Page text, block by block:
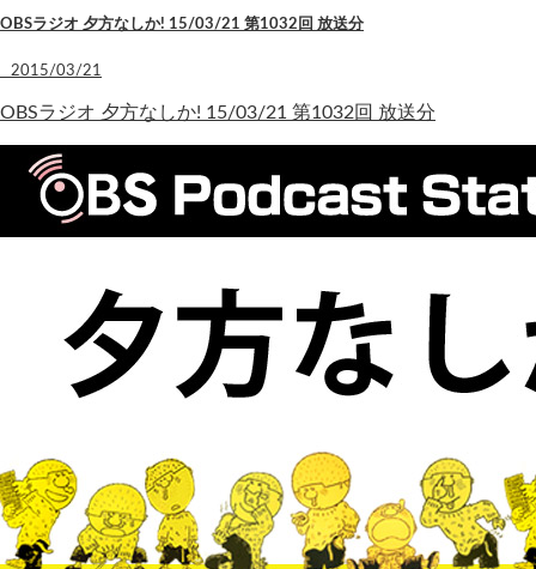
OBSラジオ 夕方なしか! 15/03/21 第1032回 放送分
2015/03/21
OBSラジオ 夕方なしか! 15/03/21 第1032回 放送分